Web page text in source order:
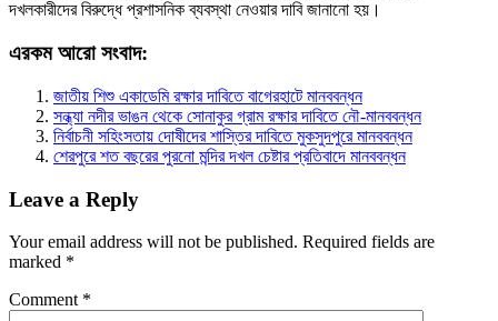
দখলকারীদের বিরুদ্ধে প্রশাসনিক ব্যবস্থা নেওয়ার দাবি জানানো হয়।
এরকম আরো সংবাদ:
জাতীয় শিশু একাডেমি রক্ষার দাবিতে বাগেরহাটে মানববন্ধন
সন্ধ্যা নদীর ভাঙন থেকে সোনাকুর গ্রাম রক্ষার দাবিতে নৌ-মানববন্ধন
নির্বাচনী সহিংসতায় দোষীদের শাস্তির দাবিতে মুকসুদপুরে মানববন্ধন
শেরপুরে শত বছরের পুরনো মন্দির দখল চেষ্টার প্রতিবাদে মানববন্ধন
Leave a Reply
Your email address will not be published. Required fields are
marked *
Comment *